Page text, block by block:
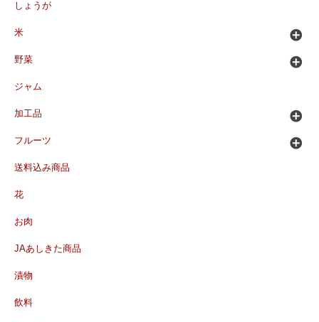
しょうが
米
野菜
ジャム
加工品
フルーツ
送料込み商品
花
お肉
JAあしきた商品
漬物
飲料